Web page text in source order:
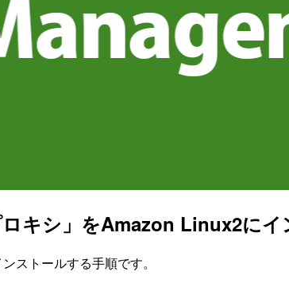
キシ」をAmazon Linux2に
ストールする手順です。